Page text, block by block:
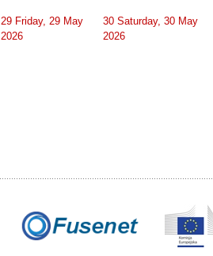
29 Friday, 29 May
2026
30 Saturday, 30 May
2026